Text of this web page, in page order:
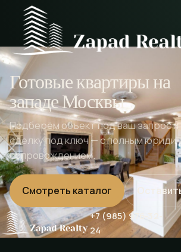
+7 (985) 976-32-
24
Готовые квартиры на
западе Москвы
Подберём объект под ваш запрос
сделку под ключ — с полным
сопровождением.
Смотреть каталог